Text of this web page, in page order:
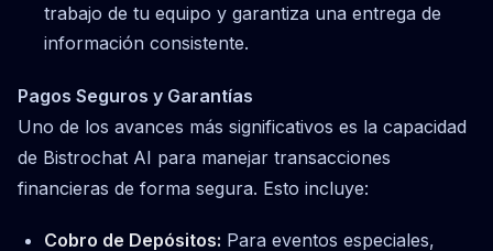
trabajo de tu equipo y garantiza una entrega de
información consistente.
Pagos Seguros y Garantías
Uno de los avances más significativos es la capacidad
de Bistrochat AI para manejar transacciones
financieras de forma segura. Esto incluye:
Cobro de Depósitos: Para eventos especiales,